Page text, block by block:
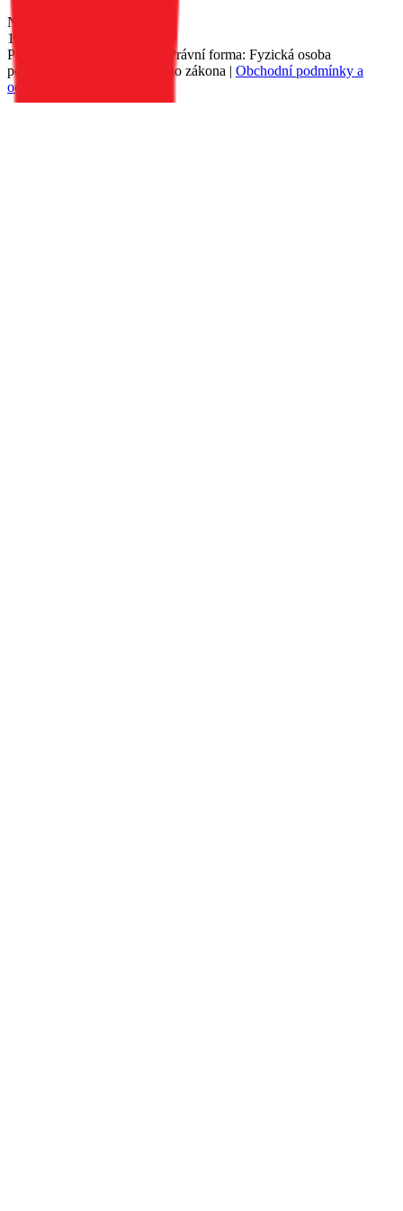
Nedostupné
129 Kč
Petr Matyáš, IČ: 00705331, Právní forma: Fyzická osoba
podnikající dle živnostenského zákona | Obchodní podmínky a
ochrana osobních údajů